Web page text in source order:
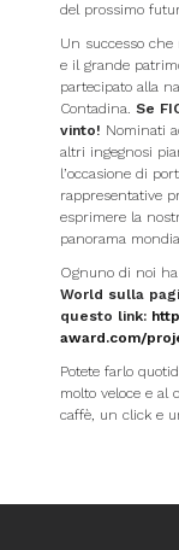
del prossimo
Un successo
e il grande
partecipato alla
Contadina. Se
vinto! Nominati
altri ingegnosi
l’occasione di
rappresentative
esprimere la
panorama
Ognuno di noi
World sulla
questo link:
award.com/
Potete farlo
molto veloce e al
caffè, un click e